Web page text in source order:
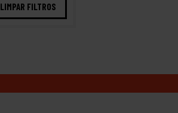
LIMPAR FILTROS